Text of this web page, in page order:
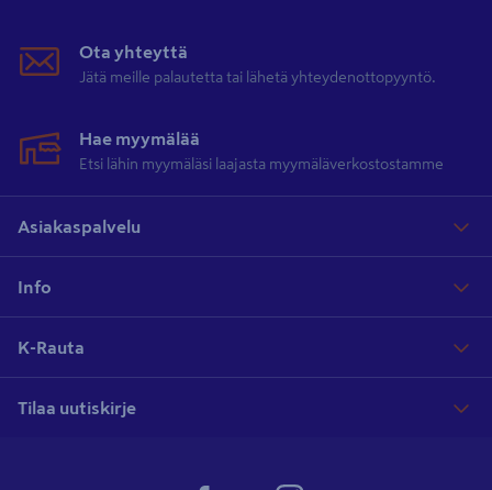
Ota yhteyttä
Jätä meille palautetta tai lähetä yhteydenottopyyntö.
Hae myymälää
Etsi lähin myymäläsi laajasta myymäläverkostostamme
Asiakaspalvelu
Info
K-Rauta
Tilaa uutiskirje